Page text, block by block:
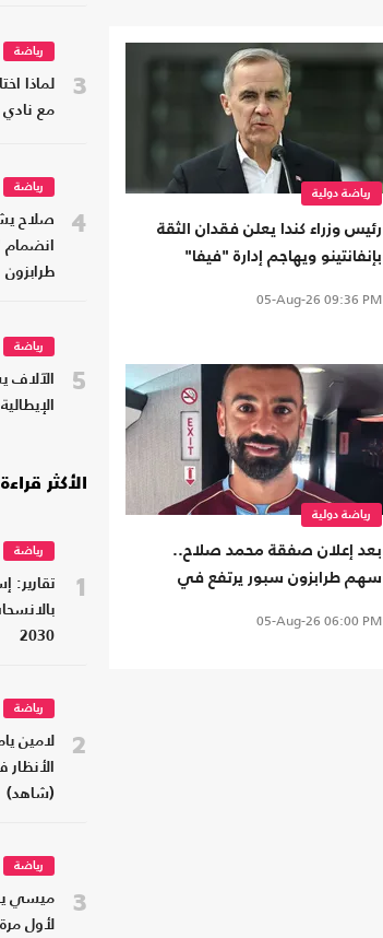
رياضة دولية
رئيس وزراء كندا يعلن فقدان الثقة
بإنفانتينو ويهاجم إدارة "فيفا"
05-Aug-26 09:36 PM
رياضة دولية
بعد إعلان صفقة محمد صلاح..
سهم طرابزون سبور يرتفع في
05-Aug-26 06:00 PM
3
رياضة
مع نادي
4
رياضة
صلاح
طرابزون
5
رياضة
الآلاف
الأكثر
1
رياضة
تقارير:
2030
2
رياضة
لامين
(شاهد)
3
رياضة
ميسي
لأول